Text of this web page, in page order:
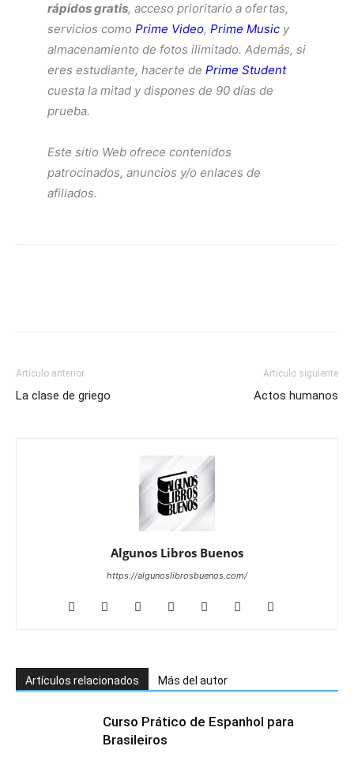
rápidos gratis, acceso prioritario a ofertas,
servicios como Prime Video, Prime Music y
almacenamiento de fotos ilimitado. Además, si
eres estudiante, hacerte de Prime Student
cuesta la mitad y dispones de 90 días de
prueba.
Este sitio Web ofrece contenidos
patrocinados, anuncios y/o enlaces de
afiliados.
Artículo anterior
La clase de griego
Artículo siguiente
Actos humanos
Algunos Libros Buenos
https://algunoslibrosbuenos.com/
Artículos relacionados Más del autor
Curso Prático de Espanhol para
Brasileiros